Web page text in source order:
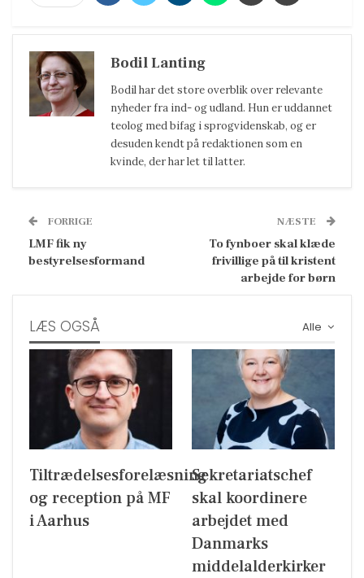
Bodil Lanting
Bodil har det store overblik over relevante
nyheder fra ind- og udland. Hun er uddannet
teolog med bifag i sprogvidenskab, og er
desuden kendt på redaktionen som en
kvinde, der har let til latter.
FORRIGE
LMF fik ny
bestyrelsesformand
NÆSTE
To fynboer skal klæde
frivillige på til kristent
arbejde for børn
Alle
LÆS OGSÅ
Tiltrædelsesforelæsning
og reception på MF
i Aarhus
Sekretariatschef
skal koordinere
arbejdet med
Danmarks
middelalderkirker